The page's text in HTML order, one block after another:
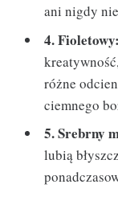
ani nigdy
4. Fioletowy:
różne
ciemnego
5. Srebrny
lubią